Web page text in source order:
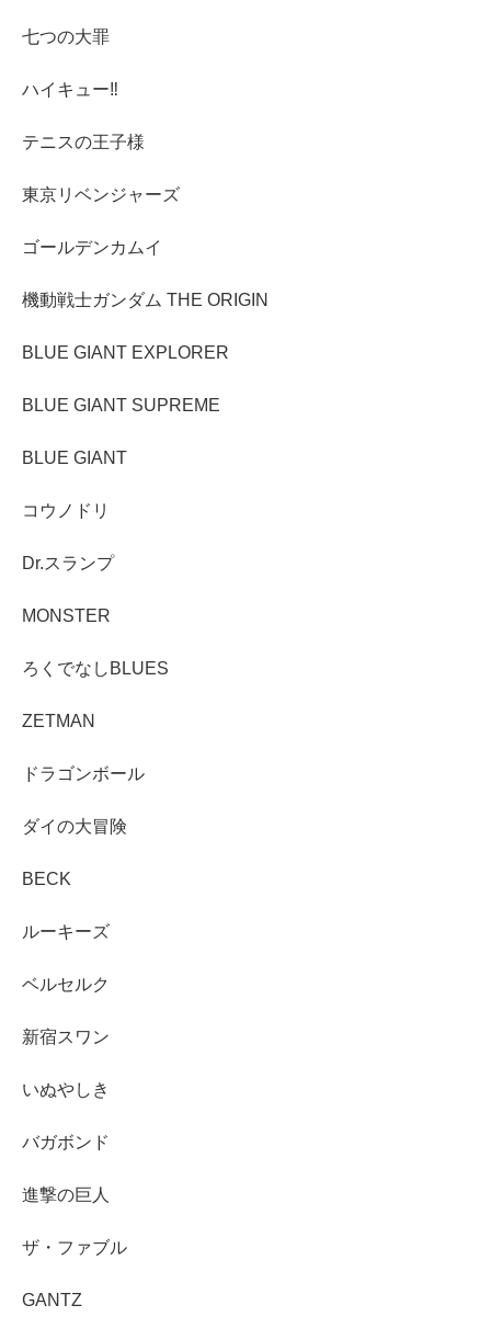
七つの大罪
ハイキュー‼︎
テニスの王子様
東京リベンジャーズ
ゴールデンカムイ
機動戦士ガンダム THE ORIGIN
BLUE GIANT EXPLORER
BLUE GIANT SUPREME
BLUE GIANT
コウノドリ
Dr.スランプ
MONSTER
ろくでなしBLUES
ZETMAN
ドラゴンボール
ダイの大冒険
BECK
ルーキーズ
ベルセルク
新宿スワン
いぬやしき
バガボンド
進撃の巨人
ザ・ファブル
GANTZ